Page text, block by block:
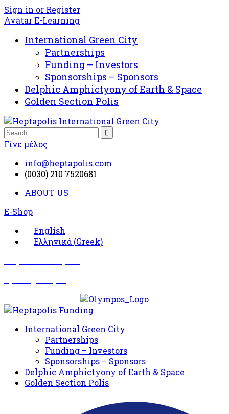
Sign in or Register
Avatar E-Learning
International Green City
Partnerships
Funding – Investors
Sponsorships – Sponsors
Delphic Amphictyony of Earth & Space
Golden Section Polis
Γίνε μέλος
info@heptapolis.com
(0030) 210 7520681
ABOUT US
E-Shop
English
Ελληνικά (Greek)
International Green City
Partnerships
Funding – Investors
Sponsorships – Sponsors
Delphic Amphictyony of Earth & Space
Golden Section Polis